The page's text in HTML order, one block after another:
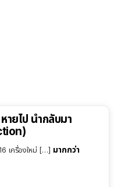
ยไป นำกลับมา
เครื่องใหม่ […] มากกว่า